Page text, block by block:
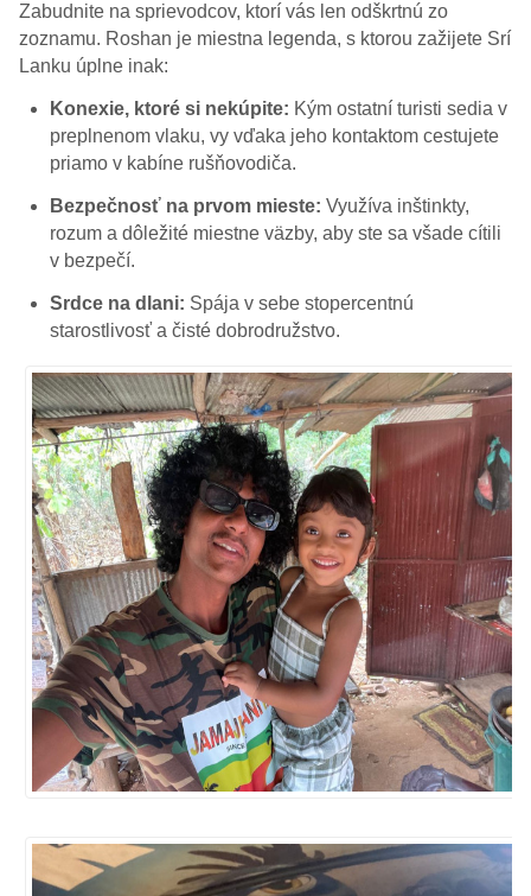
Zabudnite na sprievodcov, ktorí vás len odškrtnú zo
zoznamu. Roshan je miestna legenda, s ktorou zažijete Srí
Lanku úplne inak:
Konexie, ktoré si nekúpite: Kým ostatní turisti sedia v
preplnenom vlaku, vy vďaka jeho kontaktom cestujete
priamo v kabíne rušňovodiča.
Bezpečnosť na prvom mieste: Využíva inštinkty,
rozum a dôležité miestne väzby, aby ste sa všade cítili
v bezpečí.
Srdce na dlani: Spája v sebe stopercentnú
starostlivosť a čisté dobrodružstvo.